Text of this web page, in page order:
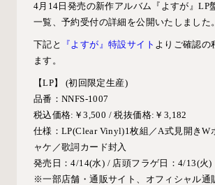
4月14日発売の新作アルバム『よすが』LP
一覧、予約受付の詳細を公開いたしました。
下記と 『よすが』特設サイト よりご確認の
ます。
【LP】 (初回限定生産)
品番： NNFS-1007
税込価格: ￥3,500 /税抜価格: ￥ 3,182
仕様： LP(Clear Vinyl)1枚組／ A式見開きW
ャケ／歌詞カード封入
発売日：4/14(水) / 店頭フラゲ日：4/13(火)
※一部店舗・通販サイト、オフィシャル通